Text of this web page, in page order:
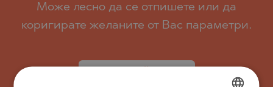
Може лесно да се отпишете или да
коригирате желаните от Вас параметри.